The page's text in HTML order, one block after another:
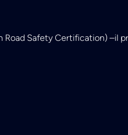
Road Safety Certification) –il